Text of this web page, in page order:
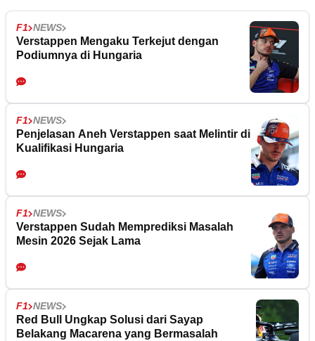
F1 NEWS
Verstappen Mengaku Terkejut dengan
Podiumnya di Hungaria
F1 NEWS
Penjelasan Aneh Verstappen saat Melintir di
Kualifikasi Hungaria
F1 NEWS
Verstappen Sudah Memprediksi Masalah
Mesin 2026 Sejak Lama
F1 NEWS
Red Bull Ungkap Solusi dari Sayap
Belakang Macarena yang Bermasalah